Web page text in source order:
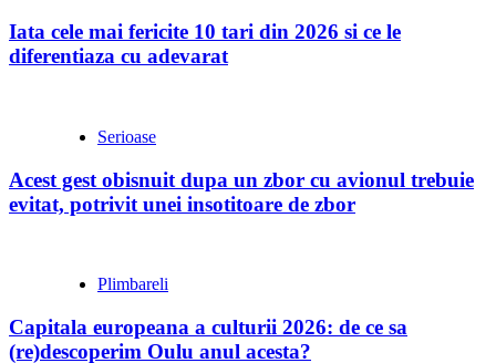
Iata cele mai fericite 10 tari din 2026 si ce le
diferentiaza cu adevarat
Serioase
Acest gest obisnuit dupa un zbor cu avionul trebuie
evitat, potrivit unei insotitoare de zbor
Plimbareli
Capitala europeana a culturii 2026: de ce sa
(re)descoperim Oulu anul acesta?